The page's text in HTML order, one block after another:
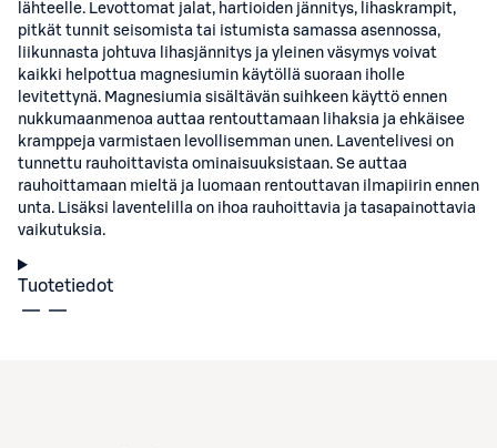
lähteelle. Levottomat jalat, hartioiden jännitys, lihaskrampit,
pitkät tunnit seisomista tai istumista samassa asennossa,
liikunnasta johtuva lihasjännitys ja yleinen väsymys voivat
kaikki helpottua magnesiumin käytöllä suoraan iholle
levitettynä. Magnesiumia sisältävän suihkeen käyttö ennen
nukkumaanmenoa auttaa rentouttamaan lihaksia ja ehkäisee
kramppeja varmistaen levollisemman unen. Laventelivesi on
tunnettu rauhoittavista ominaisuuksistaan. Se auttaa
rauhoittamaan mieltä ja luomaan rentouttavan ilmapiirin ennen
unta. Lisäksi laventelilla on ihoa rauhoittavia ja tasapainottavia
vaikutuksia.
Tuotetiedot